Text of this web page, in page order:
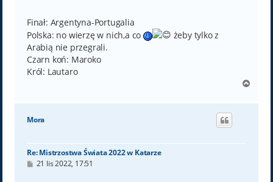
t
Finał: Argentyna-Portugalia
Polska: no wierzę w nich,a co
żeby tylko z
Arabią nie przegrali.
Czarn koń: Maroko
Król: Lautaro
g
Mora
Re: Mistrzostwa Świata 2022 w Katarze
P21 lis 2022, 17:51